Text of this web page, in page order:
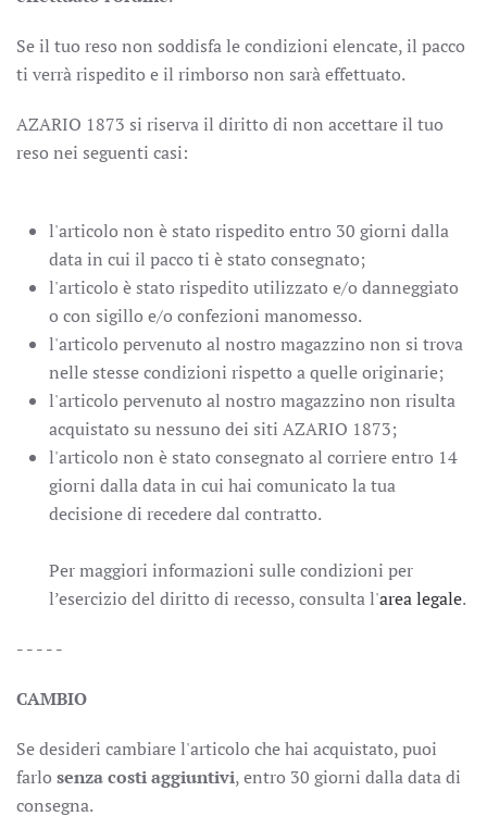
Se il tuo reso non soddisfa le condizioni elencate, il pacco
ti verrà rispedito e il rimborso non sarà effettuato.
AZARIO 1873 si riserva il diritto di non accettare il tuo
reso nei seguenti casi:
l'articolo non è stato rispedito entro 30 giorni dalla
data in cui il pacco ti è stato consegnato;
l'articolo è stato rispedito utilizzato e/o danneggiato
o con sigillo e/o confezioni manomesso.
l'articolo pervenuto al nostro magazzino non si trova
nelle stesse condizioni rispetto a quelle originarie;
l'articolo pervenuto al nostro magazzino non risulta
acquistato su nessuno dei siti AZARIO 1873;
l'articolo non è stato consegnato al corriere entro 14
giorni dalla data in cui hai comunicato la tua
decisione di recedere dal contratto.
Per maggiori informazioni sulle condizioni per
l’esercizio del diritto di recesso, consulta l'area legale.
- - - - -
CAMBIO
Se desideri cambiare l'articolo che hai acquistato, puoi
farlo senza costi aggiuntivi, entro 30 giorni dalla data di
consegna.